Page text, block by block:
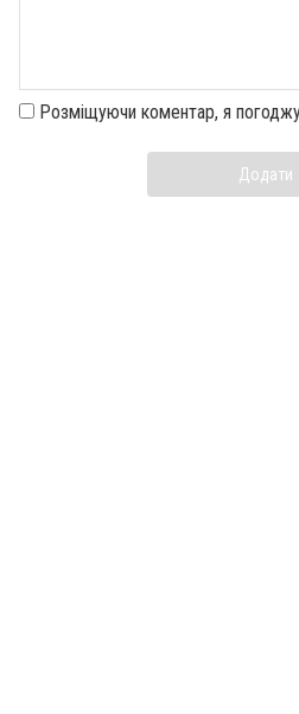
Розміщуючи коментар, я
Додати